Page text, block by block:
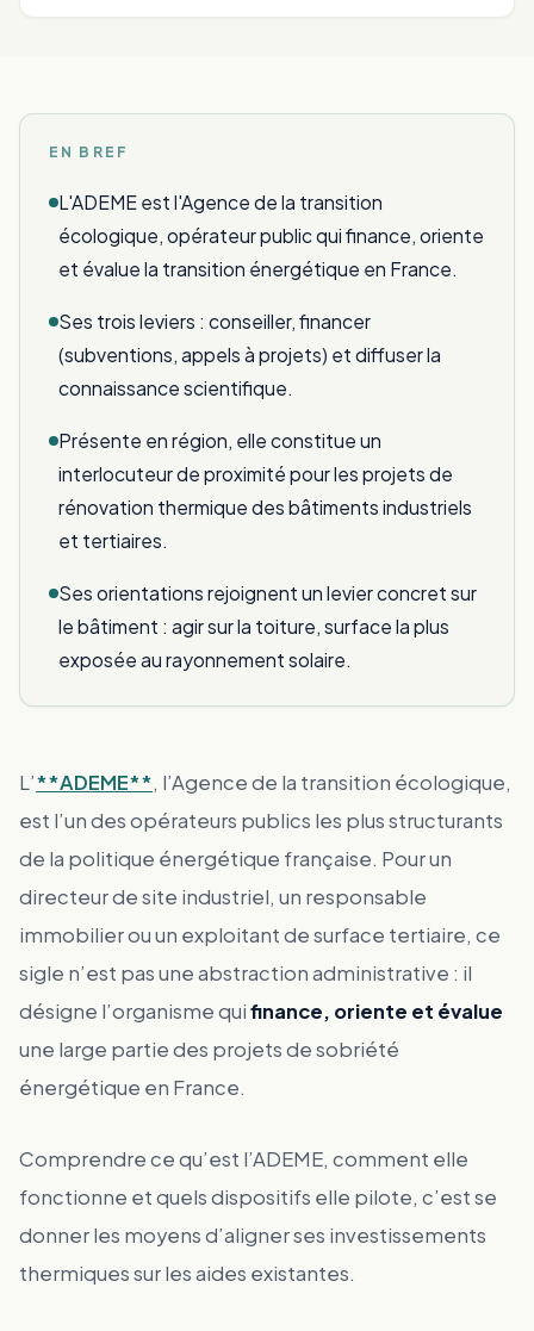
EN BREF
L'ADEME est l'Agence de la transition
écologique, opérateur public qui finance, oriente
et évalue la transition énergétique en France.
Ses trois leviers : conseiller, financer
(subventions, appels à projets) et diffuser la
connaissance scientifique.
Présente en région, elle constitue un
interlocuteur de proximité pour les projets de
rénovation thermique des bâtiments industriels
et tertiaires.
Ses orientations rejoignent un levier concret sur
le bâtiment : agir sur la toiture, surface la plus
exposée au rayonnement solaire.
L’**ADEME**, l’Agence de la transition écologique,
est l’un des opérateurs publics les plus structurants
de la politique énergétique française. Pour un
directeur de site industriel, un responsable
immobilier ou un exploitant de surface tertiaire, ce
sigle n’est pas une abstraction administrative : il
désigne l’organisme quifinance, oriente et évalue
une large partie des projets de sobriété
énergétique en France.
Comprendre ce qu’est l’ADEME, comment elle
fonctionne et quels dispositifs elle pilote, c’est se
donner les moyens d’aligner ses investissements
thermiques sur les aides existantes.